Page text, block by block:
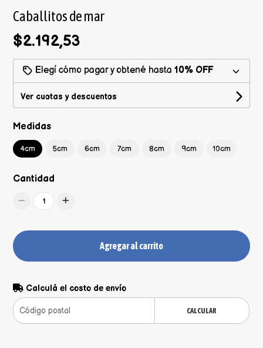
Caballitos de mar
$2.192,53
Elegí cómo pagar y obtené hasta10% OFF
Ver cuotas y descuentos
Medidas
4cm 5cm 6cm 7cm 8cm 9cm 10cm
Cantidad
1
Agregar al carrito
Calculá el costo de envío
CALCULAR